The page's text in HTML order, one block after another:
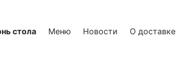
стола Меню Новости О доставке